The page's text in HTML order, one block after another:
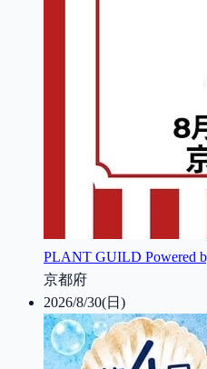
PLANT GUILD Powered
京都府
2026/8/30(日)